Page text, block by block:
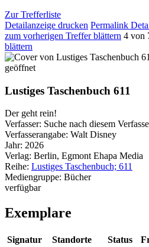
Zur Trefferliste
Detailanzeige drucken Permalink
zum vorherigen Treffer blättern 4 von
blättern
geöffnet
Lustiges Taschenbuch 611
Der geht rein!
Verfasser: Suche nach diesem
Verfasserangabe: Walt Disney
Jahr: 2026
Verlag: Berlin, Egmont Ehapa Media
Reihe: Lustiges Taschenbuch; 611
Mediengruppe: Bücher
verfügbar
Exemplare
Signatur Standorte Status